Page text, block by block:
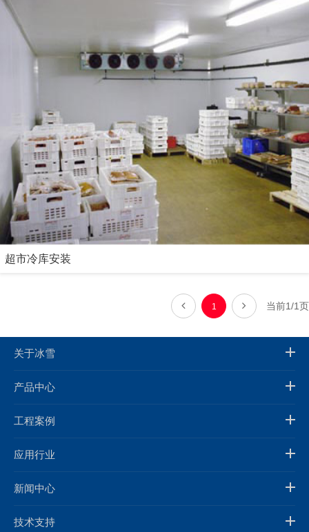
超市冷库安装
1 当前1/1页
关于冰雪
产品中心
工程案例
应用行业
新闻中心
技术支持